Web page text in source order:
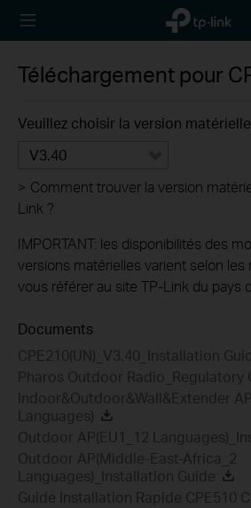
TP-Link,
Reliably
Téléchargement pour
Veuillez choisir la version
V3.40
> Comment trouver la version
Link ?
IMPORTANT: les disponibilités des
versions matérielles varient selon les
vous référer au site TP-Link du pays
Documents
CPE210(UN)_V3.40_Installation
Pharos Outdoor Radio_Regulatory
Indoor&Outdoor&Wall&Extender
Languages)
Outdoor AP(EU1_12
Outdoor AP(Middle-East-Africa_2
Languages)_Installation Guide
Guide Installation Rapide CPE510